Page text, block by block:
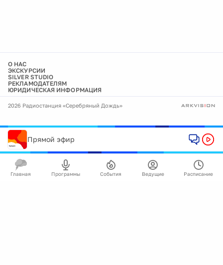
О НАС
ЭКСКУРСИИ
SILVER STUDIO
РЕКЛАМОДАТЕЛЯМ
ЮРИДИЧЕСКАЯ ИНФОРМАЦИЯ
2026 Радиостанция «Серебряный Дождь»
Прямой эфир
Главная Программы События Ведущие Расписание